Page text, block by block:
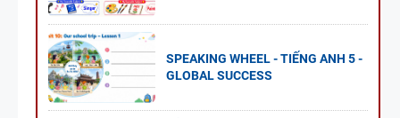
SPEAKING WHEEL - TIẾNG ANH 5 -
GLOBAL SUCCESS